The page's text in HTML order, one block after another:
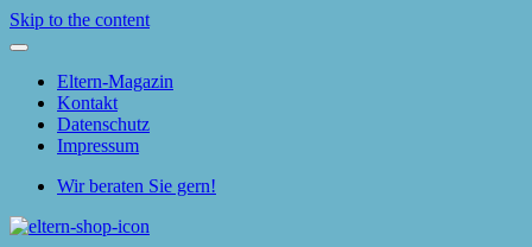
Skip to the content
Eltern-Magazin
Kontakt
Datenschutz
Impressum
Wir beraten Sie gern!